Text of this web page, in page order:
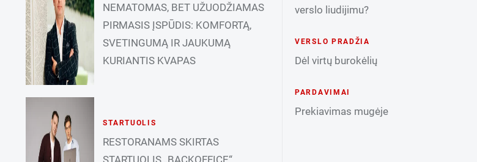
NEMATOMAS, BET UŽUODŽIAMAS
PIRMASIS ĮSPŪDIS: KOMFORTĄ,
SVETINGUMĄ IR JAUKUMĄ
KURIANTIS KVAPAS
STARTUOLIS
RESTORANAMS SKIRTAS
STARTUOLIS „BACKOFFICE“
verslo liudijimu?
VERSLO PRADŽIA
Dėl virtų burokėlių
PARDAVIMAI
Prekiavimas mugėje